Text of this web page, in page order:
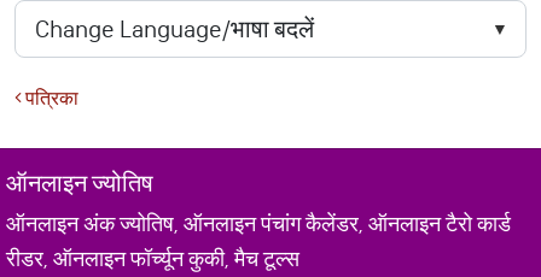
पत्रिका
ऑनलाइन ज्योतिष
ऑनलाइन अंक ज्योतिष, ऑनलाइन पंचांग कैलेंडर, ऑनलाइन टैरो कार्ड
रीडर, ऑनलाइन फॉर्च्यून कुकी, मैच टूल्स